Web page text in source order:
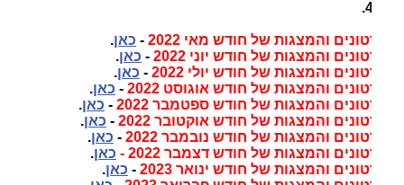
והמצגות של חודש מאי 2022 -כאן .
והמצגות של חודש יוני 2022
-כאן .
והמצגות של חודש יולי 2022
-כאן .
והמצגות של חודש אוגוסט 2022
-כאן .
והמצגות של חודש ספטמבר 2022
-כאן .
והמצגות של חודש אוקטובר 2022
-כאן .
והמצגות של חודש נובמבר 2022
-כאן .
והמצגות של חודש דצמבר 2022 -
כאן .
והמצגות של חודש ינואר 2023
-כאן .